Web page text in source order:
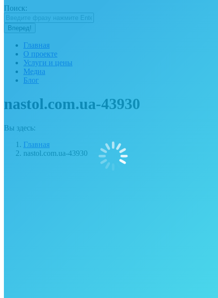
Поиск:
Главная
О проекте
Услуги и цены
Медиа
Блог
nastol.com.ua-43930
Вы здесь:
Главная
nastol.com.ua-43930